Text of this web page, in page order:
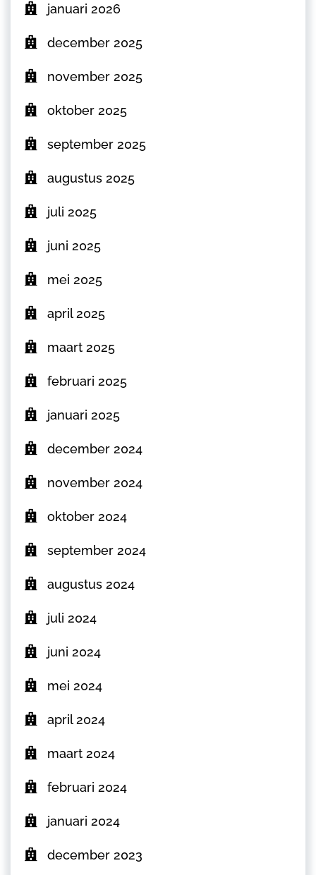
januari 2026
december 2025
november 2025
oktober 2025
september 2025
augustus 2025
juli 2025
juni 2025
mei 2025
april 2025
maart 2025
februari 2025
januari 2025
december 2024
november 2024
oktober 2024
september 2024
augustus 2024
juli 2024
juni 2024
mei 2024
april 2024
maart 2024
februari 2024
januari 2024
december 2023